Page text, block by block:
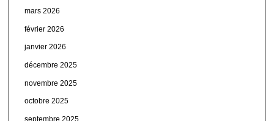
mars 2026
février 2026
janvier 2026
décembre 2025
novembre 2025
octobre 2025
septembre 2025